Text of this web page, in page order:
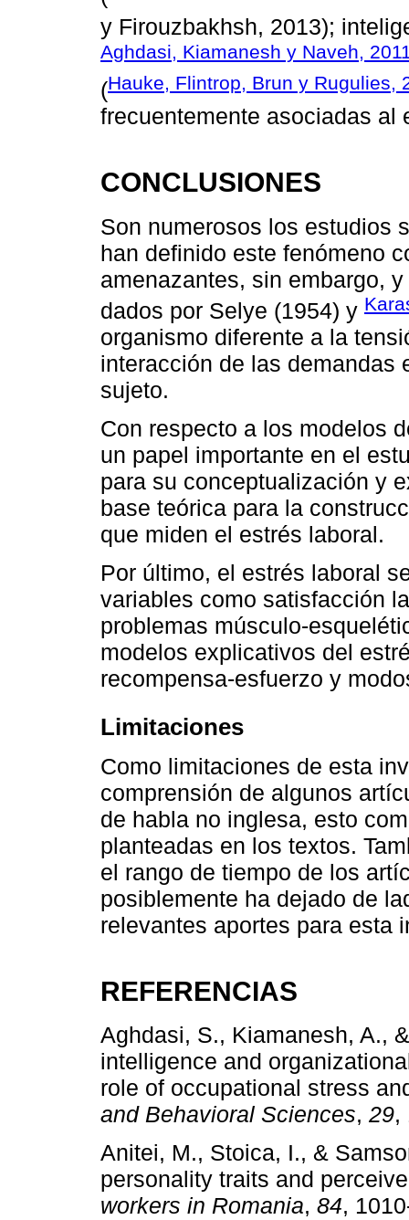
y Firouzbakhsh, 2013);
Aghdasi, Kiamanesh y Naveh,
(Hauke, Flintrop, Brun y Rugulies,
frecuentemente asociadas al
CONCLUSIONES
Son numerosos los estudios
han definido este fenómeno
amenazantes, sin embargo,
dados por Selye (1954) y
organismo diferente a la
interacción de las demandas
sujeto.
Con respecto a los modelos
un papel importante en el
para su conceptualización y
base teórica para la
que miden el estrés laboral.
Por último, el estrés laboral
variables como satisfacción
problemas músculo-
modelos explicativos del
recompensa-esfuerzo y
Limitaciones
Como limitaciones de esta
comprensión de algunos
de habla no inglesa, esto
planteadas en los textos.
el rango de tiempo de los
posiblemente ha dejado de
relevantes aportes para esta
REFERENCIAS
Aghdasi, S., Kiamanesh, A.,
intelligence and
role of occupational stress
and Behavioral Sciences, 29,
Anitei, M., Stoica, I., &
personality traits and
workers in Romania, 84,